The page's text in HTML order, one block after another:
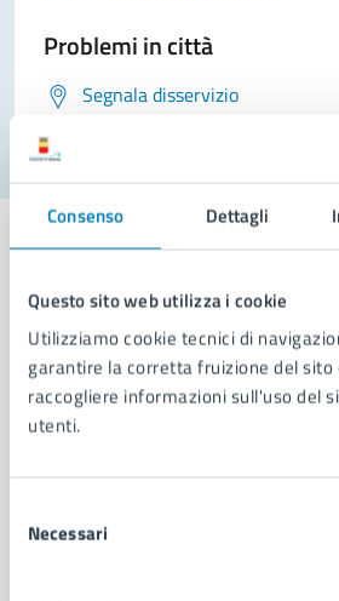
Consenso Dettagli
Questo sito web utilizza i cookie
Utilizziamo cookie tecnici di
garantire la corretta fruizione del sito
raccogliere informazioni sull'uso del
utenti.
delNecessari
Problemi in città
Segnala disservizio
Comune di Napoli
AMMINISTRAZIONE
Aree amministrative
Uffici